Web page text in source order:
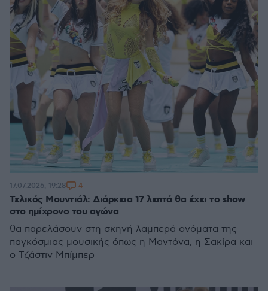
Τελικός Μουντιάλ: Διάρκεια 17 λεπτά θα έχει το show
στο ημίχρονο του αγώνα
θα παρελάσουν στη σκηνή λαμπερά ονόματα της
παγκόσμιας μουσικής όπως η Μαντόνα, η Σακίρα και
ο Τζάστιν Μπίμπερ
17.07.2026, 19:28 4